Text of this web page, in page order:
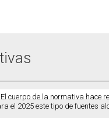
de la normativa hace
2025 este tipo de fuentes